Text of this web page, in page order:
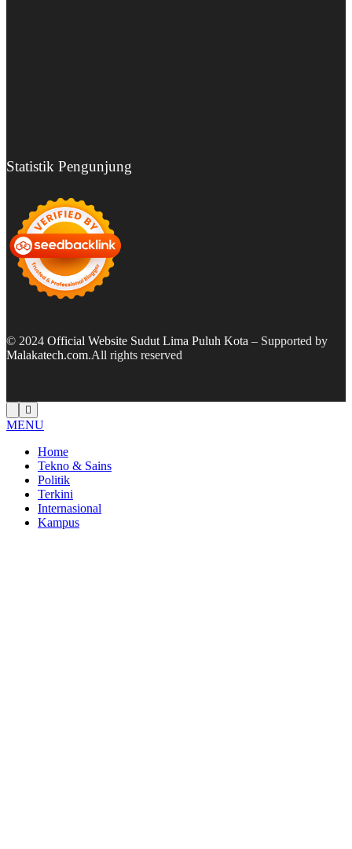
Statistik Pengunjung
© 2024 Official Website Sudut Lima Puluh Kota – Supported by
Malakatech.com.All rights reserved
MENU
Home
Tekno & Sains
Politik
Terkini
Internasional
Kampus